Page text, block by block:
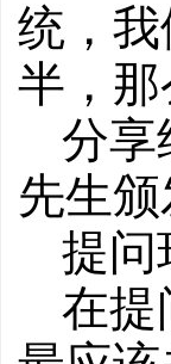
统，
半，
分享
先生
提问
在提